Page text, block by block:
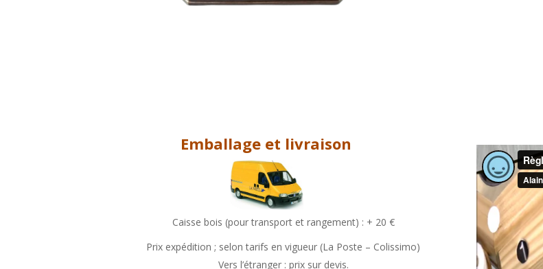
Emballage et livraison
Caisse bois (pour transport et rangement) : + 20 €
Prix expédition ; selon tarifs en vigueur (La Poste – Colissimo)
Vers l’étranger : prix sur devis.